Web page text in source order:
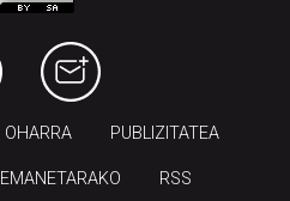
OHARRA PUBLIZITATEA
RSS